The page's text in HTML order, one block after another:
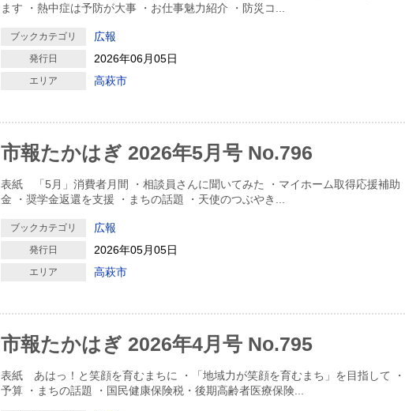
ます ・熱中症は予防が大事 ・お仕事魅力紹介 ・防災コ
ブックカテゴリ 広報
発行日 2026年06月05日
エリア 高萩市
市報たかはぎ 2026年5月号 No.796
表紙 「5月」消費者月間 ・相談員さんに聞いてみた ・マイホーム取得応援補助
金 ・奨学金返還を支援 ・まちの話題 ・天使のつぶやき
ブックカテゴリ 広報
発行日 2026年05月05日
エリア 高萩市
市報たかはぎ 2026年4月号 No.795
表紙 あはっ！と笑顔を育むまちに ・「地域力が笑顔を育むまち」を目指して ・
予算 ・まちの話題 ・国民健康保険税・後期高齢者医療保険